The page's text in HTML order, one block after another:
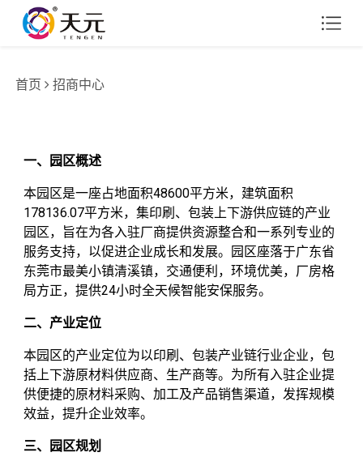
首页 招商中心
一、园区概述
本园区是一座占地面积48600平方米，建筑面积
178136.07平方米，集印刷、包装上下游供应链的产业
园区，旨在为各入驻厂商提供资源整合和一系列专业的
服务支持，以促进企业成长和发展。园区座落于广东省
东莞市最美小镇清溪镇，交通便利，环境优美，厂房格
局方正，提供24小时全天候智能安保服务。
二、产业定位
本园区的产业定位为以印刷、包装产业链行业企业，包
括上下游原材料供应商、生产商等。为所有入驻企业提
供便捷的原材料采购、加工及产品销售渠道，发挥规模
效益，提升企业效率。
三、园区规划